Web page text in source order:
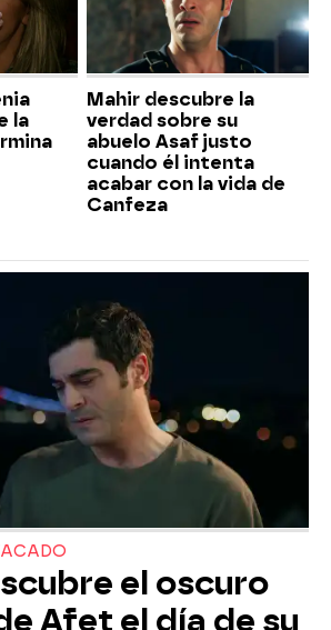
la
Mahir descubre la
verdad sobre su
abuelo Asaf justo
cuando él intenta
acabar con la vida de
Canfeza
el oscuro
Afet el día de su